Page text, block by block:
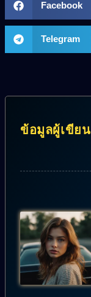
Facebook
Telegram
ข้อมูลผู้เขียน